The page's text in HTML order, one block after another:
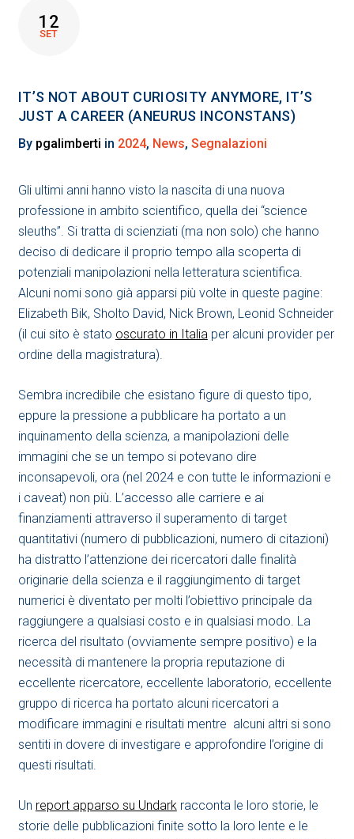
12
SET
IT’S NOT ABOUT CURIOSITY ANYMORE, IT’S
JUST A CAREER (ANEURUS INCONSTANS)
By pgalimberti in 2024, News, Segnalazioni
Gli ultimi anni hanno visto la nascita di una nuova
professione in ambito scientifico, quella dei “science
sleuths”. Si tratta di scienziati (ma non solo) che hanno
deciso di dedicare il proprio tempo alla scoperta di
potenziali manipolazioni nella letteratura scientifica.
Alcuni nomi sono già apparsi più volte in queste pagine:
Elizabeth Bik, Sholto David, Nick Brown, Leonid Schneider
(il cui sito è stato oscurato in Italiaper alcuni provider per
ordine della magistratura).
Sembra incredibile che esistano figure di questo tipo,
eppure la pressione a pubblicare ha portato a un
inquinamento della scienza, a manipolazioni delle
immagini che se un tempo si potevano dire
inconsapevoli, ora (nel 2024 e con tutte le informazioni e
i caveat) non più. L’accesso alle carriere e ai
finanziamenti attraverso il superamento di target
quantitativi (numero di pubblicazioni, numero di citazioni)
ha distratto l’attenzione dei ricercatori dalle finalità
originarie della scienza e il raggiungimento di target
numerici è diventato per molti l’obiettivo principale da
raggiungere a qualsiasi costo e in qualsiasi modo. La
ricerca del risultato (ovviamente sempre positivo) e la
necessità di mantenere la propria reputazione di
eccellente ricercatore, eccellente laboratorio, eccellente
gruppo di ricerca ha portato alcuni ricercatori a
modificare immagini e risultati mentre alcuni altri si sono
sentiti in dovere di investigare e approfondire l’origine di
questi risultati.
Un report apparso su Undarkracconta le loro storie, le
storie delle pubblicazioni finite sotto la loro lente e le